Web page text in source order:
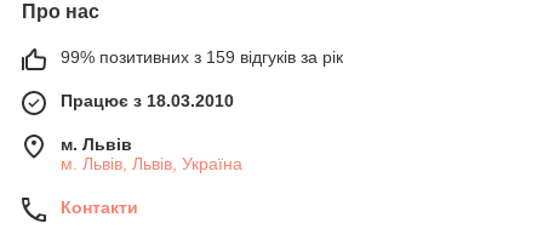
Про нас
99% позитивних з 159 відгуків за рік
Працює з 18.03.2010
м. Львів
м. Львів, Львів, Україна
Контакти